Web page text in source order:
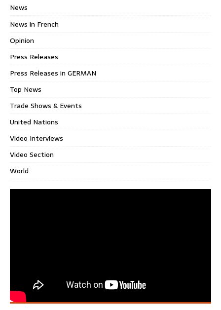
News
News in French
Opinion
Press Releases
Press Releases in GERMAN
Top News
Trade Shows & Events
United Nations
Video Interviews
Video Section
World